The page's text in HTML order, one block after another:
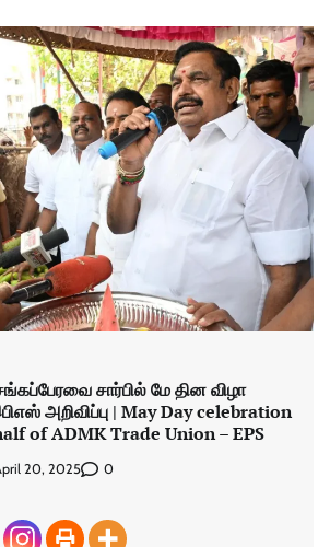
சார்பில் மே தின விழா
அறிவிப்பு | May Day celebration
of ADMK Trade Union – EPS
20, 2025 0